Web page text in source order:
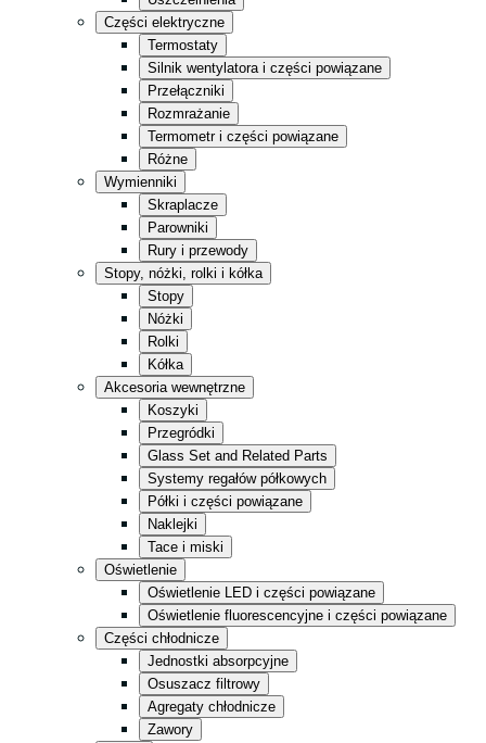
Sklep ogólnospożywczy
Sprzedaż detaliczna
Całość w czerni
Kuchnia
Magazyn
Fast Food
Części elektryczne
Termostaty
Silnik wentylatora i części powiązane
Przełączniki
Rozmrażanie
Termometr i części powiązane
Różne
Wymienniki
Skraplacze
Parowniki
Rury i przewody
Stopy, nóżki, rolki i kółka
Stopy
Nóżki
Rolki
Kółka
Akcesoria wewnętrzne
Koszyki
Przegródki
Glass Set and Related Parts
Systemy regałów półkowych
Półki i części powiązane
Naklejki
Tace i miski
Oświetlenie
Oświetlenie LED i części powiązane
Oświetlenie fluorescencyjne i części powiązane
Części chłodnicze
Jednostki absorpcyjne
Osuszacz filtrowy
Agregaty chłodnicze
Zawory